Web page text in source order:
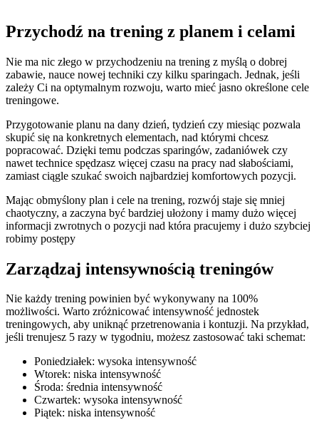
Przychodź na trening z planem i celami
Nie ma nic złego w przychodzeniu na trening z myślą o dobrej
zabawie, nauce nowej techniki czy kilku sparingach. Jednak, jeśli
zależy Ci na optymalnym rozwoju, warto mieć jasno określone cele
treningowe.
Przygotowanie planu na dany dzień, tydzień czy miesiąc pozwala
skupić się na konkretnych elementach, nad którymi chcesz
popracować. Dzięki temu podczas sparingów, zadaniówek czy
nawet technice spędzasz więcej czasu na pracy nad słabościami,
zamiast ciągle szukać swoich najbardziej komfortowych pozycji.
Mając obmyślony plan i cele na trening, rozwój staje się mniej
chaotyczny, a zaczyna być bardziej ułożony i mamy dużo więcej
informacji zwrotnych o pozycji nad która pracujemy i dużo szybciej
robimy postępy
Zarządzaj intensywnością treningów
Nie każdy trening powinien być wykonywany na 100%
możliwości. Warto zróżnicować intensywność jednostek
treningowych, aby uniknąć przetrenowania i kontuzji. Na przykład,
jeśli trenujesz 5 razy w tygodniu, możesz zastosować taki schemat:
Poniedziałek: wysoka intensywność
Wtorek: niska intensywność
Środa: średnia intensywność
Czwartek: wysoka intensywność
Piątek: niska intensywność